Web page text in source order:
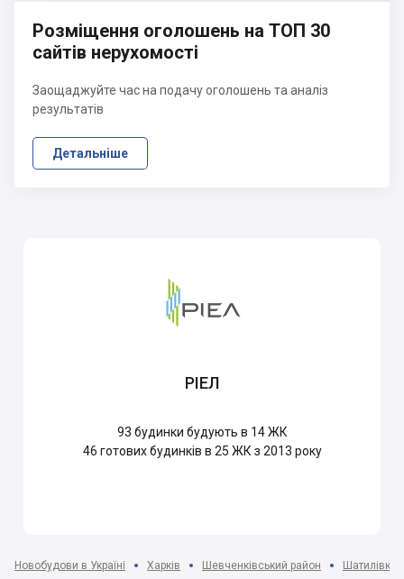
Розміщення оголошень на ТОП 30
сайтів нерухомості
Заощаджуйте час на подачу оголошень та аналіз
результатів
Детальніше
РІЕЛ
93 будинки будують в 14 ЖК
46 готових будинків в 25 ЖК з 2013 року
Новобудови в Україні Харків Шевченківський район Шатилівка